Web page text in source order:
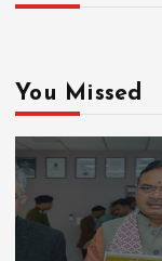
You Missed